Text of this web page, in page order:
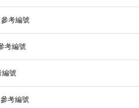
考編號
考編號
編號
考編號